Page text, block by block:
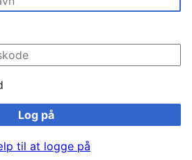
Log på
til at logge på